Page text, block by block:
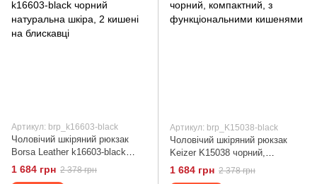
Артикул: brp_k16603-black
Чоловічий шкіряний рюкзак
Borsa Leather k16603-black
чорний натуральна шкіра, 2
кишені на блискавці
1 684 грн 2 378 грн
Артикул: brp_K15038-black
Чоловічий шкіряний рюкзак
Keizer K15038 чорний,
компактний, з
функціональними кишенями
1 684 грн 2 378 грн